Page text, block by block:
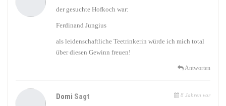
der gesuchte Hofkoch war:
Ferdinand Jungius
als leidenschaftliche Teetrinkerin würde ich mich total
über diesen Gewinn freuen!
Antworten
Domi Sagt 8 Jahren vor